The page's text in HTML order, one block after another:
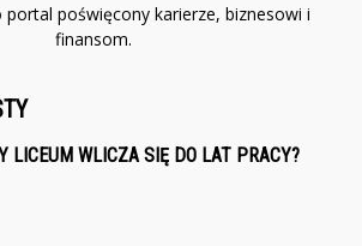
portal poświęcony karierze, biznesowi i
finansom.
LICEUM WLICZA SIĘ DO LAT PRACY?